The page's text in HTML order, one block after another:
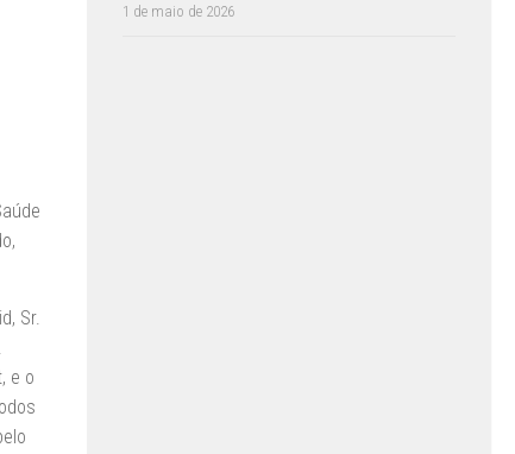
Sr.
e o
1 de maio de 2026